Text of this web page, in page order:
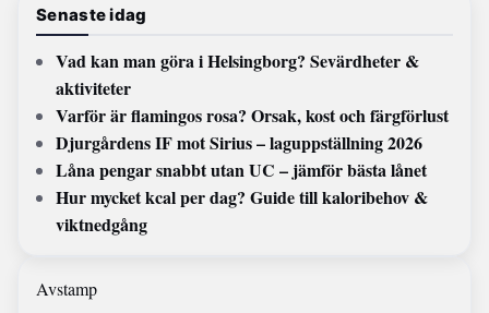
Senaste idag
Vad kan man göra i Helsingborg? Sevärdheter &
aktiviteter
Varför är flamingos rosa? Orsak, kost och färgförlust
Djurgårdens IF mot Sirius – laguppställning 2026
Låna pengar snabbt utan UC – jämför bästa lånet
Hur mycket kcal per dag? Guide till kaloribehov &
viktnedgång
Avstamp